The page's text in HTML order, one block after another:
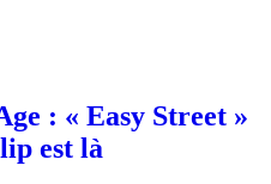
: « Easy Street »
est là